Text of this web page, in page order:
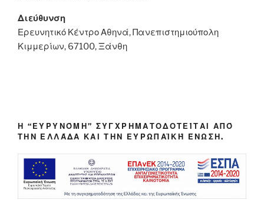
Διεύθυνση
Ερευνητικό Κέντρο Αθηνά, Πανεπιστημιούπολη
Κιμμερίων, 67100, Ξάνθη
Η “ΕΥΡΥΝΌΜΗ” ΣΥΓΧΡΗΜΑΤΟΔΟΤΕΊΤΑΙ ΑΠΌ
ΤΗΝ ΕΛΛΆΔΑ ΚΑΙ ΤΗΝ ΕΥΡΩΠΑΪΚΉ ΈΝΩΣΗ.